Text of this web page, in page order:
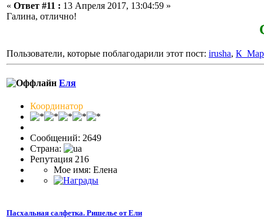
« Ответ #11 : 13 Апреля 2017, 13:04:59 »
Галина, отлично!
Пользователи, которые поблагодарили этот пост: irusha,
Еля
Координатор
Сообщений: 2649
Страна:
Репутация 216
Мое имя: Елена
Пасхальная салфетка. Ришелье от Ели